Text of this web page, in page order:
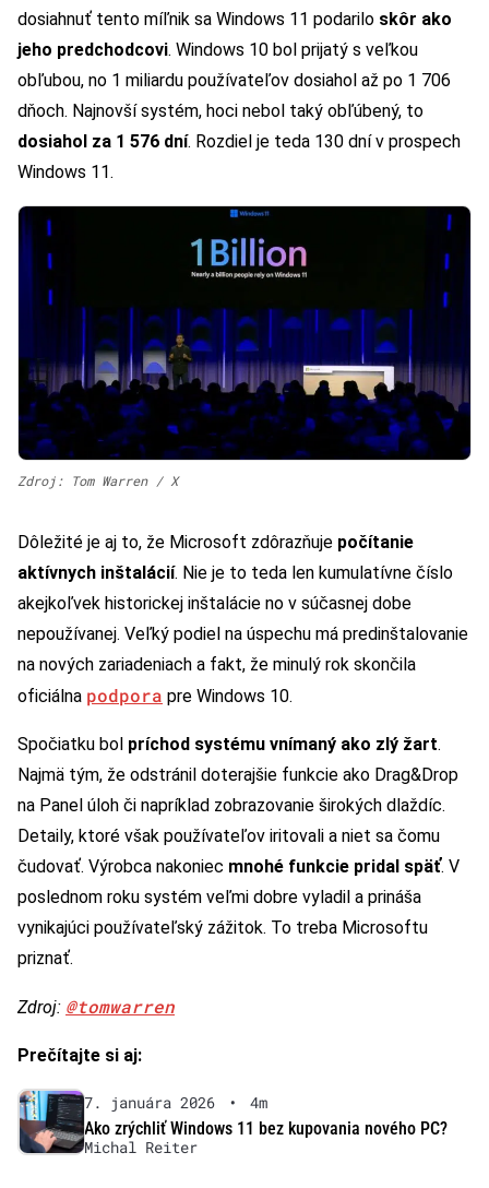
dosiahnuť tento míľnik sa Windows 11 podarilo skôr ako
jeho predchodcovi. Windows 10 bol prijatý s veľkou
obľubou, no 1 miliardu používateľov dosiahol až po 1 706
dňoch. Najnovší systém, hoci nebol taký obľúbený, to
dosiahol za 1 576 dní. Rozdiel je teda 130 dní v prospech
Windows 11.
Zdroj: Tom Warren / X
Dôležité je aj to, že Microsoft zdôrazňuje počítanie
aktívnych inštalácií. Nie je to teda len kumulatívne číslo
akejkoľvek historickej inštalácie no v súčasnej dobe
nepoužívanej. Veľký podiel na úspechu má predinštalovanie
na nových zariadeniach a fakt, že minulý rok skončila
oficiálna podpora pre Windows 10.
Spočiatku bol príchod systému vnímaný ako zlý žart.
Najmä tým, že odstránil doterajšie funkcie ako Drag&Drop
na Panel úloh či napríklad zobrazovanie širokých dlaždíc.
Detaily, ktoré však používateľov iritovali a niet sa čomu
čudovať. Výrobca nakoniec mnohé funkcie pridal späť. V
poslednom roku systém veľmi dobre vyladil a prináša
vynikajúci používateľský zážitok. To treba Microsoftu
priznať.
Zdroj: @tomwarren
Prečítajte si aj:
7. januára 2026 •
4m
Ako zrýchliť Windows 11 bez kupovania nového PC?
Michal Reiter